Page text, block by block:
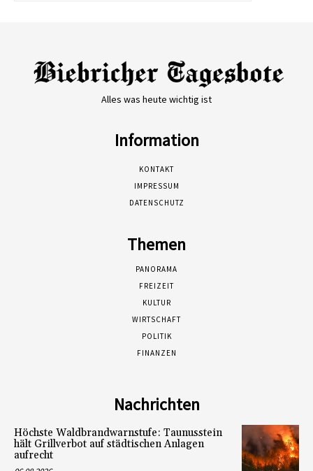
Alles was heute wichtig ist
Information
KONTAKT
IMPRESSUM
DATENSCHUTZ
Themen
PANORAMA
FREIZEIT
KULTUR
WIRTSCHAFT
POLITIK
FINANZEN
Nachrichten
Höchste Waldbrandwarnstufe: Taunusstein
hält Grillverbot auf städtischen Anlagen
aufrecht